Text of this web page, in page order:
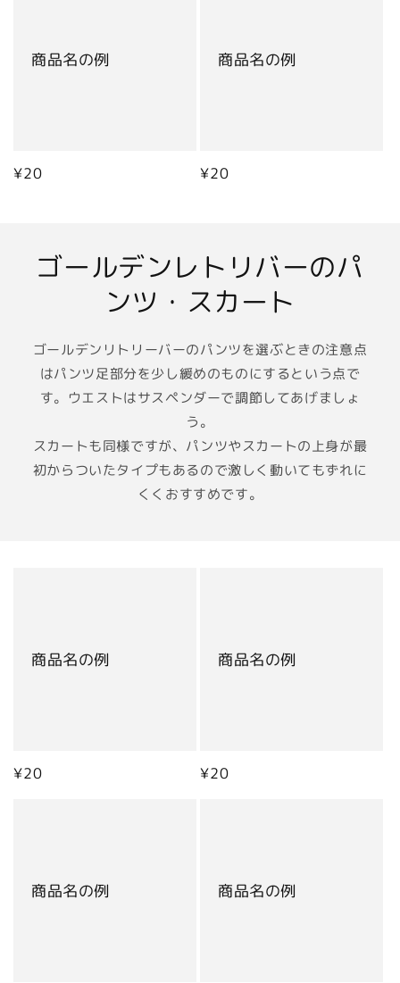
商品名の例
通
¥20
商品名の例
通
¥20
ゴールデンレトリバーのパ
ンツ・スカート
ゴールデンリトリーバーのパンツを選ぶときの注意点
はパンツ足部分を少し緩めのものにするという点で
す。ウエストはサスペンダーで調節してあげましょ
う。
スカートも同様ですが、パンツやスカートの上身が最
初からついたタイプもあるので激しく動いてもずれに
くくおすすめです。
商品名の例
通
¥20
商品名の例
通
¥20
商品名の例 商品名の例